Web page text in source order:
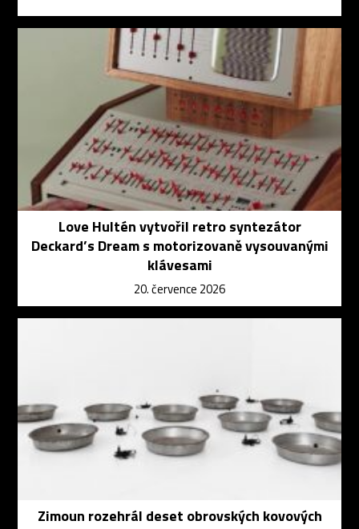
Love Hultén vytvořil retro syntezátor
Deckard’s Dream s motorizovaně vysouvanými
klávesami
20. července 2026
Zimoun rozehrál deset obrovských kovových